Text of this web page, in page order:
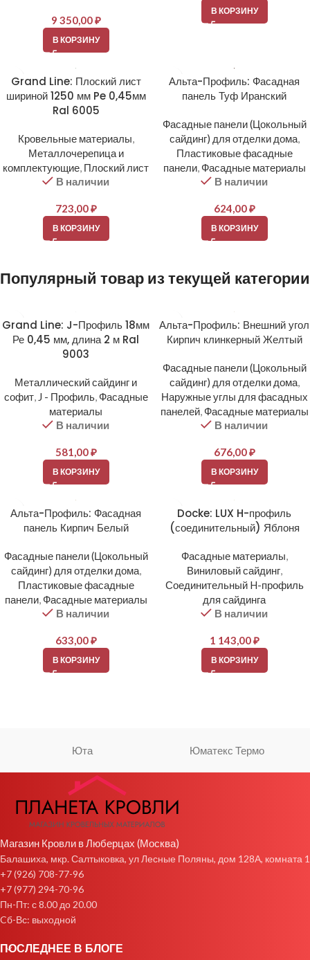
9 350,00₽
В КОРЗИНУ
В КОРЗИНУ
Grand Line: Плоский лист
шириной 1250 мм Pe 0,45мм
Ral 6005
Кровельные материалы,
Металлочерепица и
комплектующие, Плоский лист
В наличии
723,00₽
В КОРЗИНУ
Альта-Профиль: Фасадная
панель Туф Иранский
Фасадные панели (Цокольный
сайдинг) для отделки дома,
Пластиковые фасадные
панели, Фасадные материалы
В наличии
624,00₽
В КОРЗИНУ
Популярный товар из текущей категории
Grand Line: J-Профиль 18мм
Ре 0,45 мм, длина 2 м Ral
9003
Металлический сайдинг и
софит, J - Профиль, Фасадные
материалы
В наличии
581,00₽
В КОРЗИНУ
Альта-Профиль: Внешний угол
Кирпич клинкерный Желтый
Фасадные панели (Цокольный
сайдинг) для отделки дома,
Наружные углы для фасадных
панелей, Фасадные материалы
В наличии
676,00₽
В КОРЗИНУ
Альта-Профиль: Фасадная
панель Кирпич Белый
Фасадные панели (Цокольный
сайдинг) для отделки дома,
Пластиковые фасадные
панели, Фасадные материалы
В наличии
633,00₽
В КОРЗИНУ
Docke: LUX H-профиль
(соединительный) Яблоня
Фасадные материалы,
Виниловый сайдинг,
Соединительный H-профиль
для сайдинга
В наличии
1 143,00₽
В КОРЗИНУ
Юта Юматекс Термо
Магазин Кровли в Люберцах (Москва)
Балашиха, мкр. Салтыковка, ул Лесные Поляны, дом 128А, комната 1
+7 (926) 708-77-96
+7 (977) 294-70-96
Пн-Пт: с 8.00 до 20.00
Cб-Вс: выходной
ПОСЛЕДНЕЕ В БЛОГЕ